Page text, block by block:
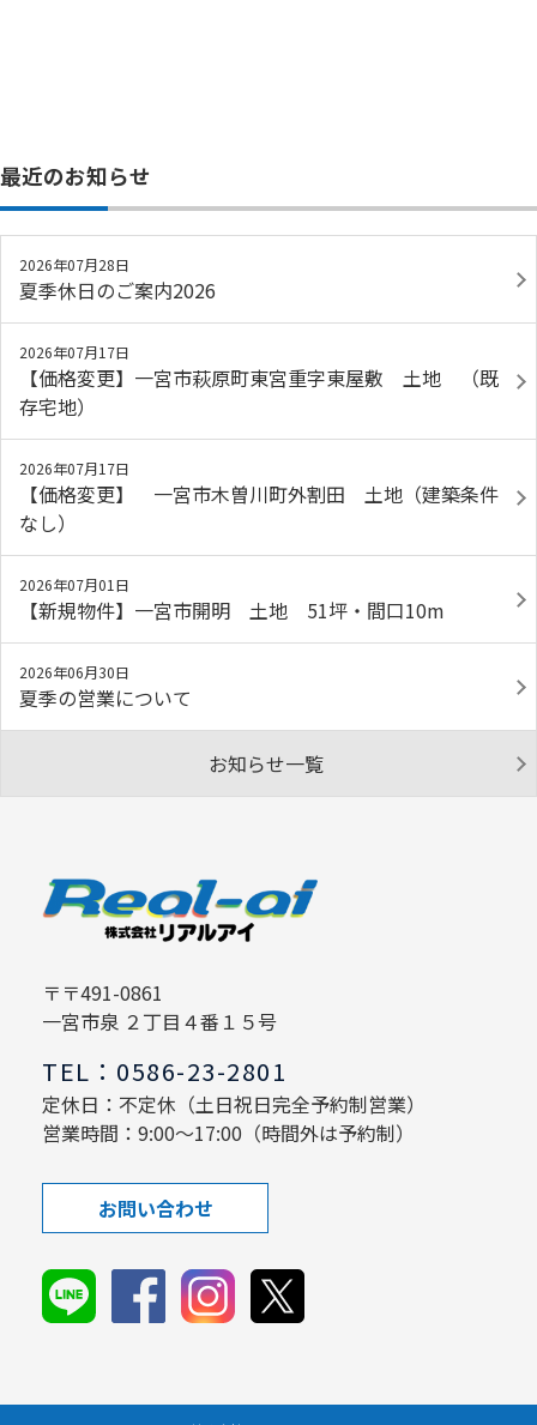
最近のお知らせ
2026年07月28日
夏季休日のご案内2026
2026年07月17日
【価格変更】一宮市萩原町東宮重字東屋敷 土地 （既
存宅地）
2026年07月17日
【価格変更】 一宮市木曽川町外割田 土地（建築条件
なし）
2026年07月01日
【新規物件】一宮市開明 土地 51坪・間口10m
2026年06月30日
夏季の営業について
お知らせ一覧
〒〒491-0861
一宮市泉 ２丁目４番１５号
TEL：0586-23-2801
定休日：不定休（土日祝日完全予約制営業）
営業時間：9:00～17:00（時間外は予約制）
お問い合わせ